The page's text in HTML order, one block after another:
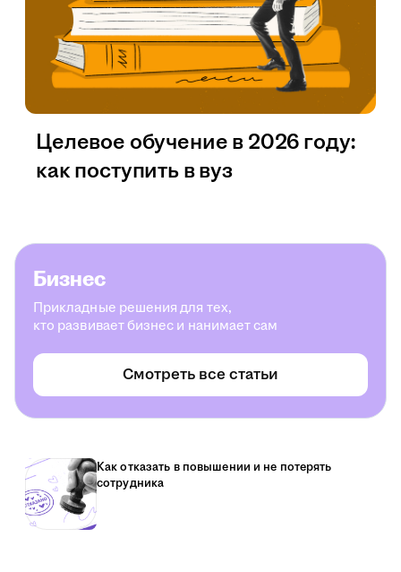
Целевое обучение в 2026 году:
как поступить в вуз
Бизнес
Прикладные решения для тех,
кто развивает бизнес и нанимает сам
Смотреть все статьи
Как отказать в повышении и не потерять
сотрудника